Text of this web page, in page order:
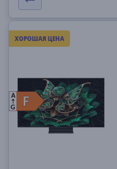
ХОРОШАЯ ЦЕНА
F
F
A
G